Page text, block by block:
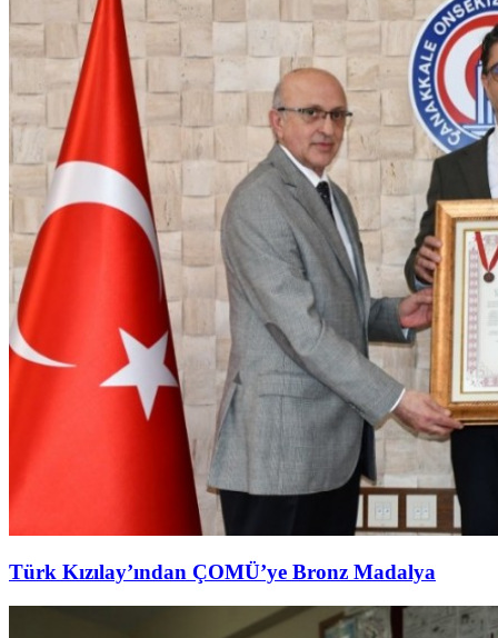
Türk Kızılay’ından ÇOMÜ’ye Bronz Madalya